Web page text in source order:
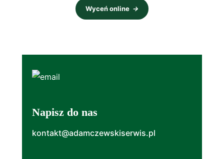
Wyceń online →
Napisz do nas
kontakt@adamczewskiserwis.pl